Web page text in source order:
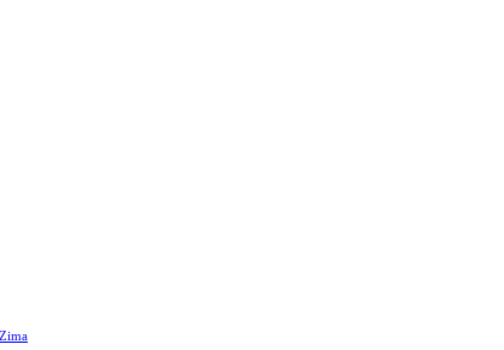
Zima